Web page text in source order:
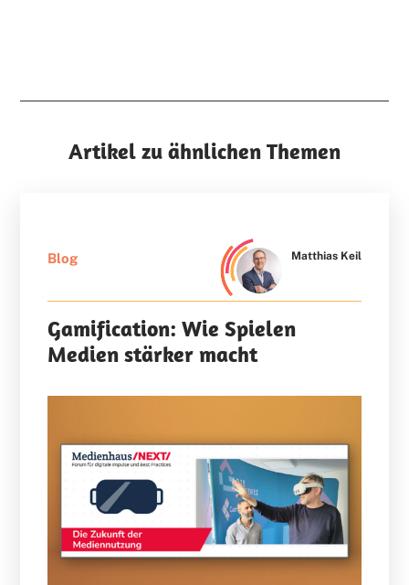
Artikel zu ähnlichen Themen
Blog Matthias Keil
Gamification: Wie Spielen
Medien stärker macht